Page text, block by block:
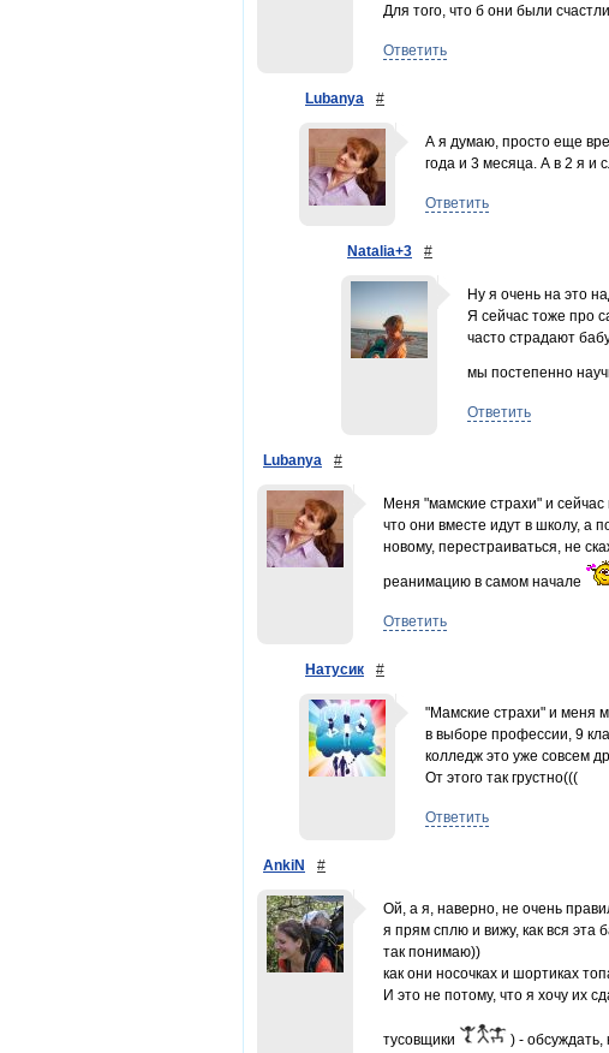
Для того, что б они были
Ответить
Lubanya #
А я думаю, просто еще
года и 3 месяца. А в 2 я и
Ответить
Natalia+3 #
Ну я очень на это
Я сейчас тоже про
часто страдают
мы постепенно
Ответить
Lubanya #
Меня "мамские страхи" и сейчас
что они вместе идут в школу, а
новому, перестраиваться, не
реанимацию в самом начале
Ответить
Натусик #
"Мамские страхи" и меня
в выборе профессии, 9
колледж это уже совсем
От этого так грустно(((
Ответить
AnkiN #
Ой, а я, наверно, не очень
я прям сплю и вижу, как вся эта
так понимаю))
как они носочках и шортиках
И это не потому, что я хочу их
тусовщики ) - обсуждать,